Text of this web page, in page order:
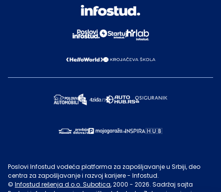
Poslovi Infostud vodeća platforma za zapošljavanje u Srbiji, deo
centra za zapošljavanje i razvoj karijere - Infostud.
© Infostud rešenja d.o.o. Subotica, 2000 - 2026. Sadržaj sajta